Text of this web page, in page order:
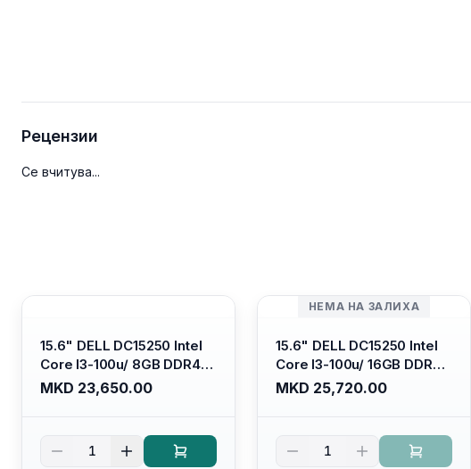
Рецензии
Се вчитува...
15.6" DELL DC15250 Intel
Core I3-100u/ 8GB DDR4/
512GB SSD M.2/ Iris Xe
Graphics/ 120Hz Anti-
Kb/ Platinum Silver/
Ubuntu
MKD 23,650.00
1
НЕМА НА ЗАЛИХА
15.6" DELL DC15250 Intel
Core I3-100u/ 16GB DDR4/
512GB SSD M.2/ Iris Xe
Graphics/ 120Hz Anti-
Kb/ Carbon Black/ Ubuntu
MKD 25,720.00
1